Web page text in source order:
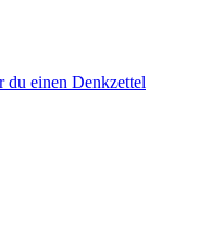
du einen Denkzettel